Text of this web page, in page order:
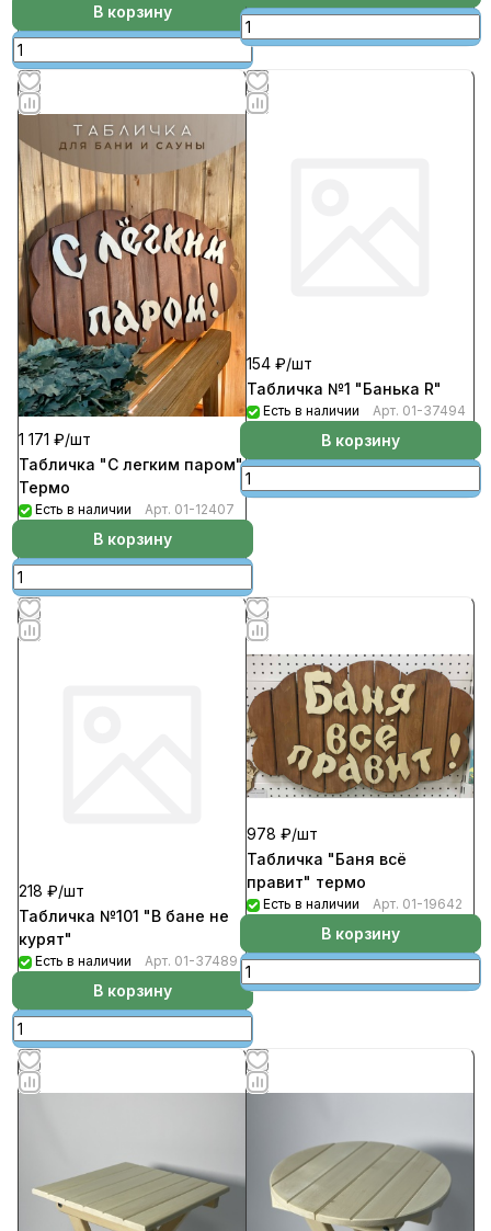
В корзину
1 171 ₽/шт
Табличка "С легким паром"
Термо
Есть в наличии Арт. 01-12407
В корзину
154 ₽/шт
Табличка №1 "Банька R"
Есть в наличии Арт. 01-37494
В корзину
218 ₽/шт
Табличка №101 "В бане не
курят"
Есть в наличии Арт. 01-37489
В корзину
978 ₽/шт
Табличка "Баня всё
правит" термо
Есть в наличии Арт. 01-19642
В корзину